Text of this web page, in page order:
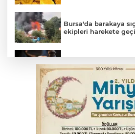
Bursa'da barakaya
ekipleri harekete
Yargıtay’dan primle
TOFAŞ Basketbol'da
başladı